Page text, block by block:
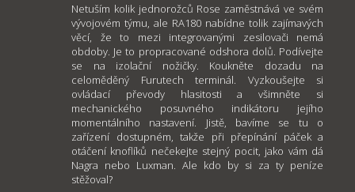
Netuším kolik jednorožců Rose zaměstnává ve svém
vývojovém týmu, ale RA180 nabídne tolik zajímavých
věcí, že to mezi integrovanými zesilovači nemá
obdoby. Je to propracované odshora dolů. Podívejte
se na izolační nožičky. Koukněte dozadu na
celoměděný Furutech terminál. Vyzkoušejte si
ovládací převody hlasitosti a všimněte si
mechanického posuvného indikátoru jejího
momentálního nastavení. Jistě, bavíme se tu o
zařízení dostupném, takže při přepínání páček a
otáčení knoflíků nečekejte stejný pocit, jako vám dá
Nagra nebo Luxman. Ale kdo by si za ty peníze
stěžoval?